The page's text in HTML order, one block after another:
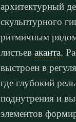
архитектурный
скульптурного
ритмичным
листьев аканта.
выстроен в
где глубокий
поднутрения и
элементов